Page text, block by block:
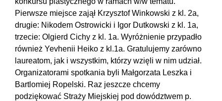
Pierwsze miejsce zajął Krzysztof Winkowski z kl. 2a,
drugie: Nikodem Ostrowicki i Igor Dutkowski z kl. 1a,
trzecie: Olgierd Cichy z kl. 1a. Wyróżnienie przypadło
również Yevhenii Heiko z kl.1a. Gratulujemy zarówno
laureatom, jak i wszystkim, którzy wzięli w nim udział.
Organizatorami spotkania byli Małgorzata Leszka i
Bartlomiej Ropelski. Raz jeszcze chcemy
podziękować Straży Miejskiej pod dowództwem p.